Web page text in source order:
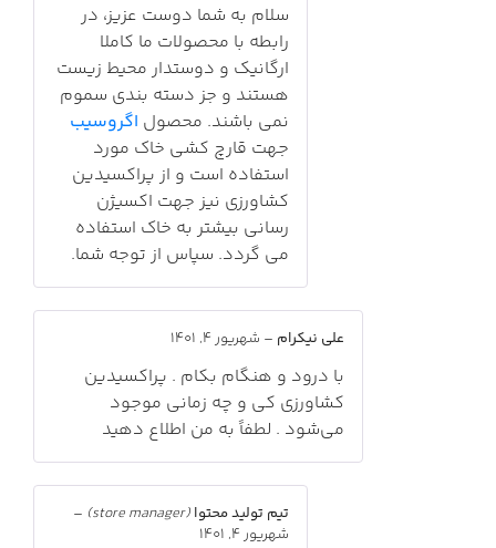
سلام به شما دوست عزیز، در
رابطه با محصولات ما کاملا
ارگانیک و دوستدار محیط زیست
هستند و جز دسته بندی سموم
نمی باشند. محصول اگروسیب
جهت قارچ کشی خاک مورد
استفاده است و از پراکسیدین
کشاورزی نیز جهت اکسیژن
رسانی بیشتر به خاک استفاده
می گردد. سپاس از توجه شما.
علی نیکرام – شهریور 4, 1401
با درود و هنگام بکام . پراکسیدین
کشاورزی کی و چه زمانی موجود
می‌شود . لطفاً به من اطلاع دهید
تیم تولید محتوا (store manager)
–
شهریور 4, 1401